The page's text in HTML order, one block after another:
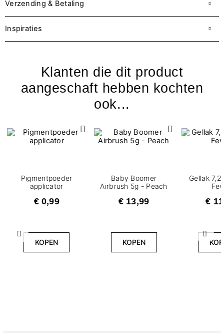
Verzending & Betaling
Inspiraties
Klanten die dit product
aangeschaft hebben kochten
ook...
Vorige
Pigmentpoeder
applicator
€ 0,99
KOPEN
Baby Boomer
Airbrush 5g - Peach
€ 13,99
KOPEN
Gellak
€